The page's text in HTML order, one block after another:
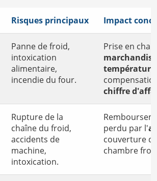
Risques principaux Impact
Panne de froid,
intoxication
alimentaire,
incendie du four.
Prise en
chiffre
Rupture de la
chaîne du froid,
accidents de
machine,
intoxication.
perdu par l'
couverture
chambre